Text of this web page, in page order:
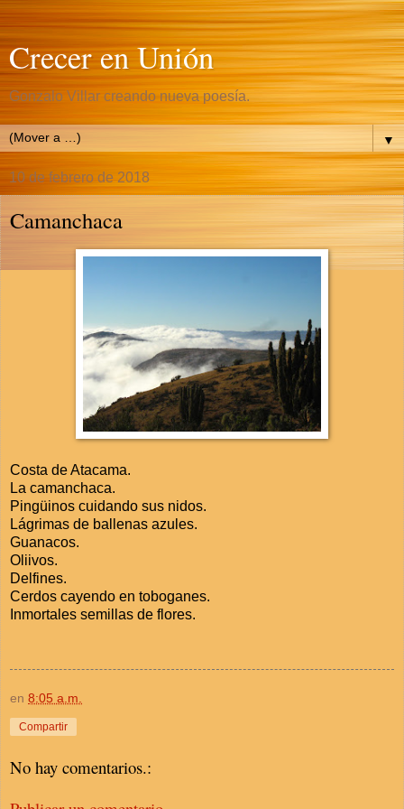
Crecer en Unión
Gonzalo Villar creando nueva poesía.
▼
10 de febrero de 2018
Camanchaca
Costa de Atacama.
La camanchaca.
Pingüinos cuidando sus nidos.
Lágrimas de ballenas azules.
Guanacos.
Oliivos.
Delfines.
Cerdos cayendo en toboganes.
Inmortales semillas de flores.
en 8:05 a.m.
Compartir
No hay comentarios.: